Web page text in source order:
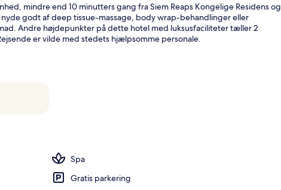
mindre end 10 minutters gang fra Siem Reaps Kongelige Residens og
godt af deep tissue-massage, body wrap-behandlinger eller
Andre højdepunkter på dette hotel med luksusfaciliteter tæller 2
er vilde med stedets hjælpsomme personale.
Spa
Gratis parkering